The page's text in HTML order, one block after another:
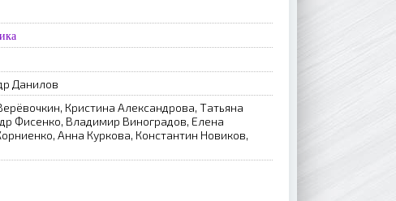
Данилов
Кристина Александрова, Татьяна
Фисенко, Владимир Виноградов, Елена
Анна Куркова, Константин Новиков,